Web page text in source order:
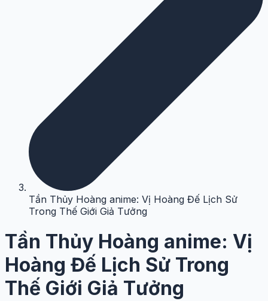
Tần Thủy Hoàng anime: Vị Hoàng Đế Lịch Sử
Trong Thế Giới Giả Tưởng
Tần Thủy Hoàng anime: Vị
Hoàng Đế Lịch Sử Trong
Thế Giới Giả Tưởng